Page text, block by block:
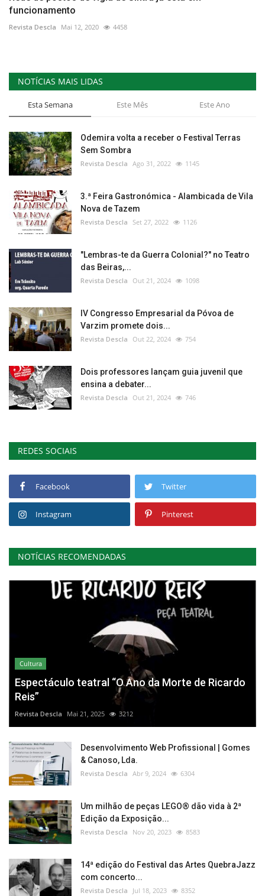
funcionamento
Revista Descla Mai 12, 2020 4458
NOTÍCIAS MAIS LIDAS
Esta Semana Este Mês Este Ano
Odemira volta a receber o Festival Terras
Sem Sombra
Revista Descla Ago 31, 2022 1145
3.ª Feira Gastronómica - Alambicada de Vila
Nova de Tazem
Revista Descla Set 27, 2022 1126
"Lembras-te da Guerra Colonial?" no Teatro
das Beiras,...
Revista Descla Out 21, 2024 1098
IV Congresso Empresarial da Póvoa de
Varzim promete dois...
Revista Descla Out 22, 2024 754
Dois professores lançam guia juvenil que
ensina a debater...
Revista Descla Out 21, 2024 746
REDES SOCIAIS
Facebook Twitter
Instagram Pinterest
NOTÍCIAS RECOMENDADAS
Cultura
Espectáculo teatral “O Ano da Morte de Ricardo
Reis”
Revista Descla Mai 21, 2025 3212
Desenvolvimento Web Profissional | Gomes
& Canoso, Lda.
Revista Descla Abr 9, 2024 6304
Um milhão de peças LEGO® dão vida à 2ª
Edição da Exposição...
Revista Descla Nov 20, 2023 8583
14ª edição do Festival das Artes QuebraJazz
com concerto...
Revista Descla Jul 18, 2023 8352